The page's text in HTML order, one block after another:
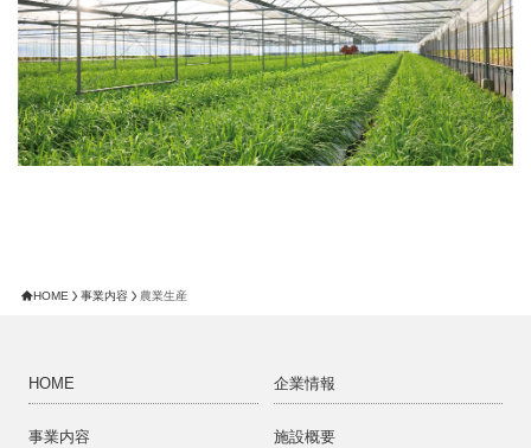
HOME 事業内容 農業生産
HOME 企業情報
事業内容 施設概要